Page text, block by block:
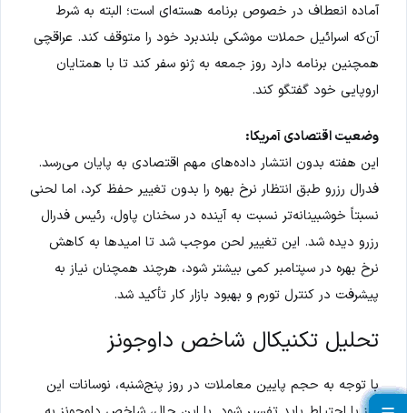
آماده انعطاف در خصوص برنامه هسته‌ای است؛ البته به شرط
آن‌که اسرائیل حملات موشکی بلندبرد خود را متوقف کند. عراقچی
همچنین برنامه دارد روز جمعه به ژنو سفر کند تا با همتایان
اروپایی خود گفتگو کند.
وضعیت اقتصادی آمریکا:
این هفته بدون انتشار داده‌های مهم اقتصادی به پایان می‌رسد.
فدرال رزرو طبق انتظار نرخ بهره را بدون تغییر حفظ کرد، اما لحنی
نسبتاً خوشبینانه‌تر نسبت به آینده در سخنان پاول، رئیس فدرال
رزرو دیده شد. این تغییر لحن موجب شد تا امیدها به کاهش
نرخ بهره در سپتامبر کمی بیشتر شود، هرچند همچنان نیاز به
پیشرفت در کنترل تورم و بهبود بازار کار تأکید شد.
تحلیل تکنیکال شاخص داوجونز
با توجه به حجم پایین معاملات در روز پنج‌شنبه، نوسانات این